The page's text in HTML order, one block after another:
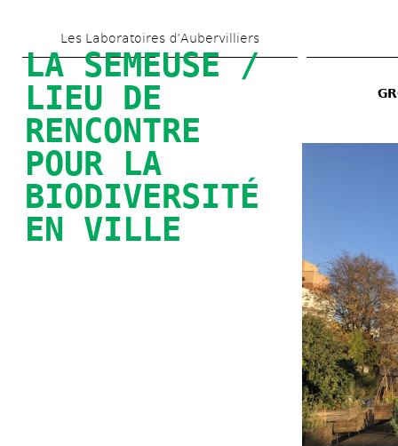
au
contenu
principal
Les Laboratoires d’Aubervilliers
LA SEMEUSE /
LIEU DE
RENCONTRE
POUR LA
BIODIVERSITÉ
EN VILLE